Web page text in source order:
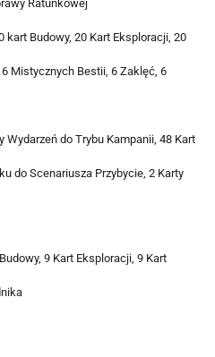
Ratunkowej
kart Budowy, 20 Kart Eksploracji, 20
Mistycznych Bestii, 6 Zaklęć, 6
Wydarzeń do Trybu Kampanii, 48 Kart
do Scenariusza Przybycie, 2 Karty
9 Kart Eksploracji, 9 Kart